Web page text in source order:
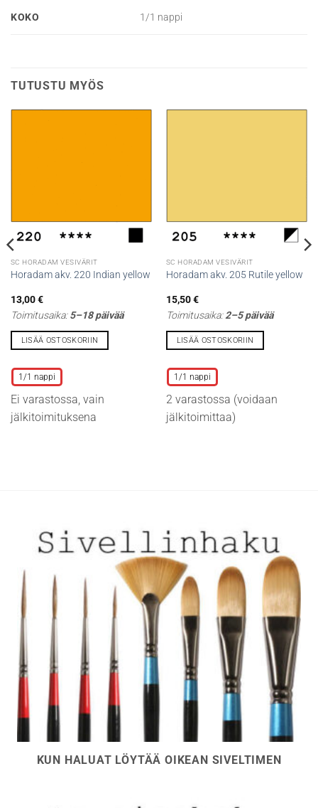
KOKO 1/1 nappi
TUTUSTU MYÖS
SC HORADAM VESIVÄRIT
Horadam akv. 220 Indian yellow
13,00€
Toimitusaika:5–18 päivää
LISÄÄ OSTOSKORIIN
tuotteella
on
useampi
muunnelma.
1/1 nappi
Ei varastossa, vain
jälkitoimituksena
SC HORADAM VESIVÄRIT
Horadam akv. 205 Rutile yellow
15,50€
Toimitusaika:2–5 päivää
LISÄÄ OSTOSKORIIN
tuotteella
on
useampi
muunnelma.
1/1 nappi
2 varastossa (voidaan
jälkitoimittaa)
KUN HALUAT LÖYTÄÄ OIKEAN SIVELTIMEN